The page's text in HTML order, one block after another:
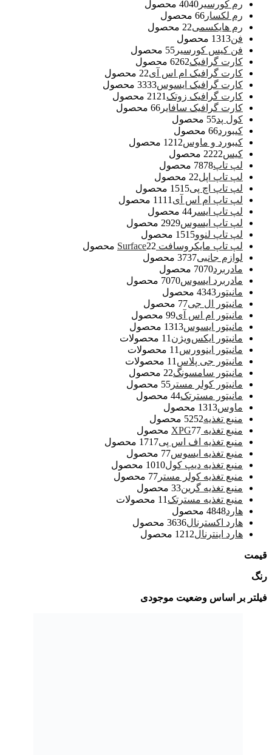
رم کورسیر
4040 محصول
رم لکسار
66 محصول
رم هایکسمی 22 محصول
فن
1313 محصول
فن کیس کورسیر
55 محصول
کارت گرافیک
6262 محصول
کارت گرافیک ام اس آی 22 محصول
کارت گرافیک ایسوس
3333 محصول
کارت گرافیک زوتک
21 21 محصول
کارت گرافیک سافایر
66 محصول
کول پد 55 محصول
کیبورد 66 محصول
کیبورد و ماوس
1212 محصول
کیس
2222 محصول
لپ تاپ
7878 محصول
لپ تاپ اپل 22 محصول
لپ تاپ اچ پی
1515 محصول
لپ تاپ ام اس آی
11 11 محصول
لپ تاپ ایسر
44 محصول
لپ تاپ ایسوس
2929 محصول
لپ تاپ لنوو
1515 محصول
لپ تاپ مایکروسافت Surface
22 محصول
لوازم جانبی
3737 محصول
مادربرد
7070 محصول
مادربرد ایسوس
7070 محصول
مانیتور
4343 محصول
مانیتور ال جی 77 محصول
مانیتور ام اس آی 99 محصول
مانیتور ایسوس
1313 محصول
مانیتور ایکس‌ویژن
1 1 محصولات
مانیتور اینوورس
1 1 محصولات
مانیتور جی پلاس
1 1 محصولات
مانیتور سامسونگ 22 محصول
مانیتور کولر مستر
55 محصول
مانیتور مسترتک 44 محصول
ماوس
1313 محصول
منبع تغذیه
5252 محصول
منبع تغذیه XPG
77 محصول
منبع تغذیه اف اس پی
1717 محصول
منبع تغذیه ایسوس 77 محصول
منبع تغذیه دیپ کول
1010 محصول
منبع تغذیه کولر مستر
77 محصول
منبع تغذیه گرین 33 محصول
منبع تغذیه مسترتک
1 1 محصولات
هارد
4848 محصول
هارد اکسترنال
3636 محصول
هارد اینترنال
1212 محصول
قیمت
رنگ
فیلتر بر اساس وضعیت موجودی